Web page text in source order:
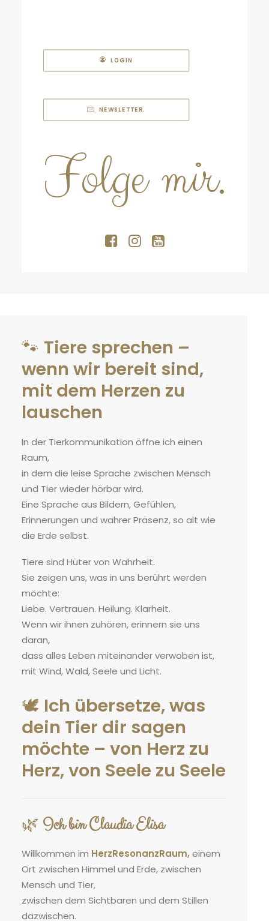
LOGIN
NEWSLETTER.
Folge mir.
🐾 Tiere sprechen –
wenn wir bereit sind,
mit dem Herzen zu
lauschen
In der Tierkommunikation öffne ich einen
Raum,
in dem die leise Sprache zwischen Mensch
und Tier wieder hörbar wird.
Eine Sprache aus Bildern, Gefühlen,
Erinnerungen und wahrer Präsenz, so alt wie
die Erde selbst.
Tiere sind Hüter von Wahrheit.
Sie zeigen uns, was in uns berührt werden
möchte:
Liebe. Vertrauen. Heilung. Klarheit.
Wenn wir ihnen zuhören, erinnern sie uns
daran,
dass alles Leben miteinander verwoben ist,
mit Wind, Wald, Seele und Licht.
🕊️ Ich übersetze, was
dein Tier dir sagen
möchte – von Herz zu
Herz, von Seele zu Seele
🌿 Ich bin Claudia Elisa
Willkommen im HerzResonanzRaum,einem
Ort zwischen Himmel und Erde, zwischen
Mensch und Tier,
zwischen dem Sichtbaren und dem Stillen
dazwischen.